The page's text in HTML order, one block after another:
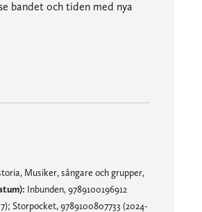
bandet och tiden med nya
Musiker, sångare och grupper,
Inbunden, 9789100196912
Storpocket, 9789100807733 (2024-